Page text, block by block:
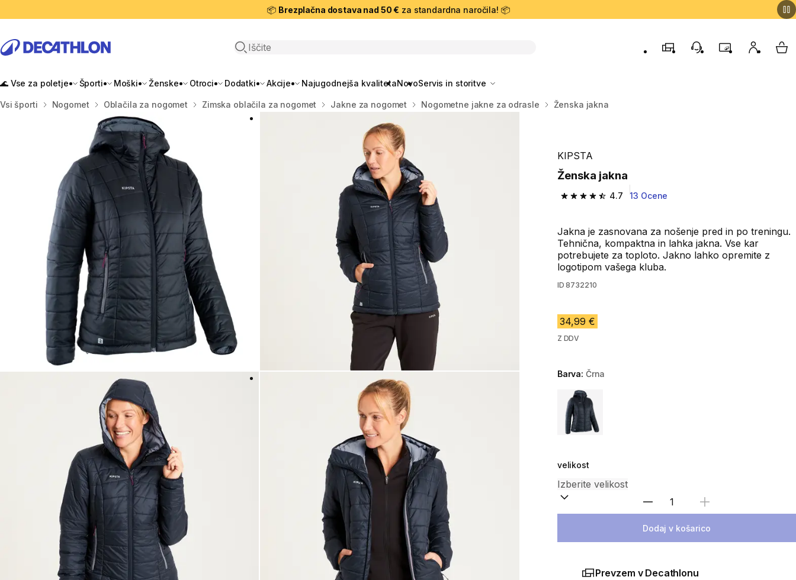
📦 Brezplačna dostava nad 50 € za standardna naročila! 📦
Odpri iskanje
TrgovinePodporo strankam
ProgramMoj račun
🌊 Vse za poletje Športi Moški Ženske Otroci Dodatki Akcije Najugodnejša kvalitetaNovoServis in storitve
Domov
Vsi športi Nogomet Oblačila za nogomet Zimska oblačila za nogomet Jakne za nogomet Nogometne jakne za odrasle Ženska jakna
KIPSTA
Ženska jakna
4.7
4.7 od 5 zvezdic from 13 ocene
13 Ocene
Jakna je zasnovana za nošenje pred in po treningu.
Tehnična, kompaktna in lahka jakna. Vse kar
potrebujete za toploto. Jakno lahko opremite z
logotipom vašega kluba.
ID 8732210
34,99 €
Z DDV
Barva: Črna
Choose a variant
velikost
Izberite količino
Dodaj v košarico
Prevzem v Decathlonu